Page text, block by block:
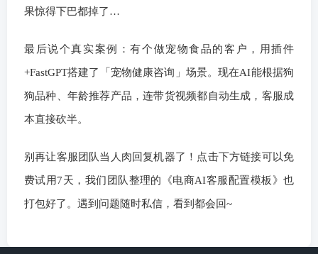
果惊得下巴都掉了…
最后说个真实案例：有个做宠物食品的客户，用插件
+FastGPT搭建了「宠物健康咨询」场景。现在AI能根据狗
狗品种、年龄推荐产品，连带货视频都自动生成，客服成
本直接砍半。
别再让客服团队当人肉回复机器了！点击下方链接可以免
费试用7天，我们团队整理的《电商AI客服配置模板》也
打包好了。遇到问题随时私信，看到都会回~